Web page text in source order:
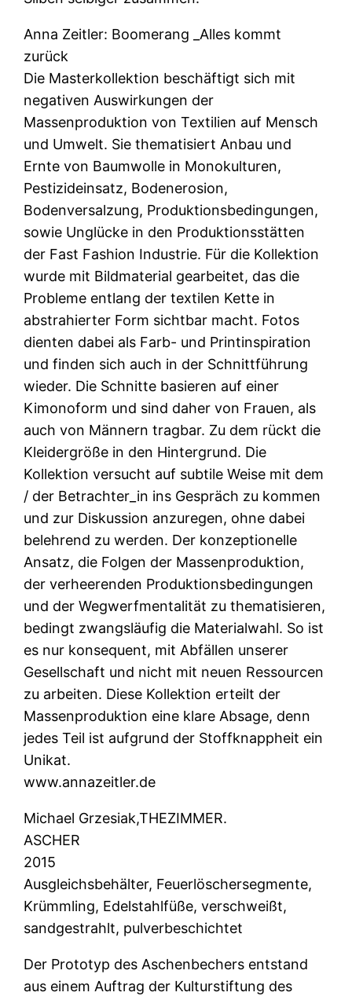
Anna Zeitler: Boomerang _Alles kommt
zurück
Die Masterkollektion beschäftigt sich mit
negativen Auswirkungen der
Massenproduktion von Textilien auf Mensch
und Umwelt. Sie thematisiert Anbau und
Ernte von Baumwolle in Monokulturen,
Pestizideinsatz, Bodenerosion,
Bodenversalzung, Produktionsbedingungen,
sowie Unglücke in den Produktionsstätten
der Fast Fashion Industrie. Für die Kollektion
wurde mit Bildmaterial gearbeitet, das die
Probleme entlang der textilen Kette in
abstrahierter Form sichtbar macht. Fotos
dienten dabei als Farb- und Printinspiration
und finden sich auch in der Schnittführung
wieder. Die Schnitte basieren auf einer
Kimonoform und sind daher von Frauen, als
auch von Männern tragbar. Zu dem rückt die
Kleidergröße in den Hintergrund. Die
Kollektion versucht auf subtile Weise mit dem
/ der Betrachter_in ins Gespräch zu kommen
und zur Diskussion anzuregen, ohne dabei
belehrend zu werden. Der konzeptionelle
Ansatz, die Folgen der Massenproduktion,
der verheerenden Produktionsbedingungen
und der Wegwerfmentalität zu thematisieren,
bedingt zwangsläufig die Materialwahl. So ist
es nur konsequent, mit Abfällen unserer
Gesellschaft und nicht mit neuen Ressourcen
zu arbeiten. Diese Kollektion erteilt der
Massenproduktion eine klare Absage, denn
jedes Teil ist aufgrund der Stoffknappheit ein
Unikat.
www.annazeitler.de
Michael Grzesiak,THEZIMMER.
ASCHER
2015
Ausgleichsbehälter, Feuerlöschersegmente,
Krümmling, Edelstahlfüße, verschweißt,
sandgestrahlt, pulverbeschichtet
Der Prototyp des Aschenbechers entstand
aus einem Auftrag der Kulturstiftung des